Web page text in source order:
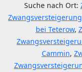
Suche nach Ort:
bei Teterow,
Cammin,